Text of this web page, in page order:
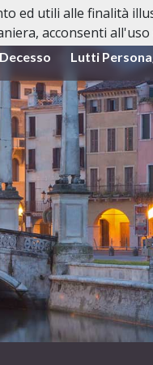
Lutti
ed utili alle finalità
acconsenti all'uso